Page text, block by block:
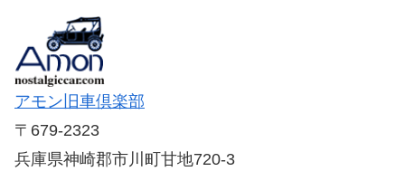
アモン旧車倶楽部
〒679-2323
兵庫県神崎郡市川町甘地720-3